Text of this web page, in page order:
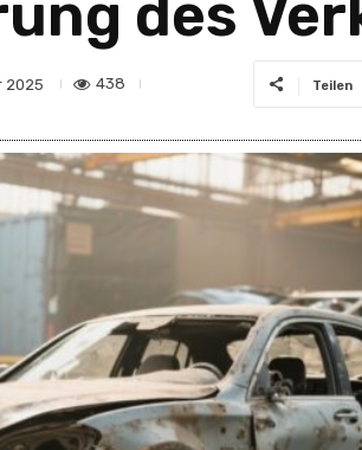
des
2025 438 Teilen